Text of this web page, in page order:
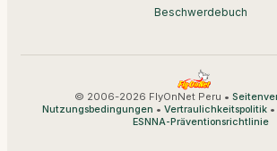
Beschwerdebuch
© 2006-2026 FlyOnNet Peru •
Nutzungsbedingungen • Vertraulichkeitspolitik •
ESNNA-Präventionsrichtlinie